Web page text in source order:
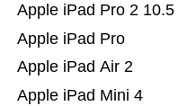
Apple iPad Mini 4
Apple iPad Air 2
Apple iPad Pro
Apple iPad Pro 2 10.5